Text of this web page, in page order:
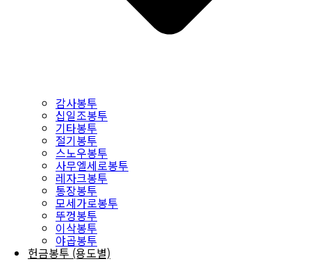
감사봉투
십일조봉투
기타봉투
절기봉투
스노우봉투
사무엘세로봉투
레자크봉투
통장봉투
모세가로봉투
뚜껑봉투
이삭봉투
야곱봉투
헌금봉투 (용도별)